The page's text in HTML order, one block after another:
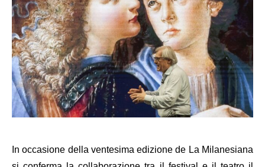
In occasione della ventesima edizione de La Milanesiana